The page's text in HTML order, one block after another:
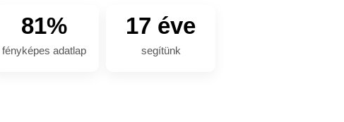
81%
fényképes adatlap
17 éve
segítünk